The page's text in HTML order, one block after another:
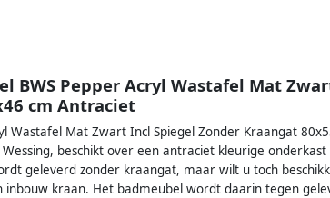
BWS Pepper Acryl Wastafel Mat
cm Antraciet
Wastafel Mat Zwart Incl Spiegel Zonder Kraangat
beschikt over een antraciet kleurige
geleverd zonder kraangat, maar wilt u toch
inbouw kraan. Het badmeubel wordt daarin tegen